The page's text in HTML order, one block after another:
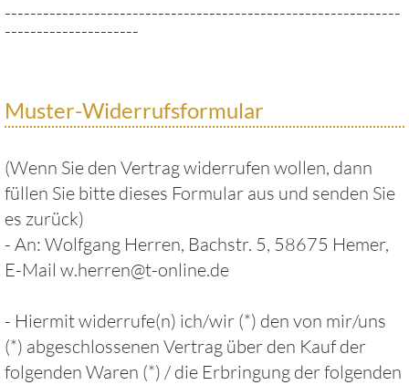
--------------------------------------------------------------
---------------------
Muster-Widerrufsformular
(Wenn Sie den Vertrag widerrufen wollen, dann
füllen Sie bitte dieses Formular aus und senden Sie
es zurück)
- An: Wolfgang Herren, Bachstr. 5, 58675 Hemer,
E-Mail w.herren@t-online.de
- Hiermit widerrufe(n) ich/wir (*) den von mir/uns
(*) abgeschlossenen Vertrag über den Kauf der
folgenden Waren (*) / die Erbringung der folgenden